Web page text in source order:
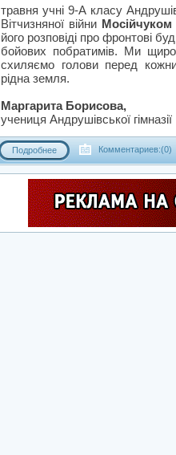
травня учні 9-А класу
Вітчизняної війни
його розповіді про фронтові
бойових побратимів. Ми щиро
схиляємо голови перед
рідна земля.
Маргарита Борисова,
учениця Андрушівської гімназії
Подробнее Комментариев:(0)